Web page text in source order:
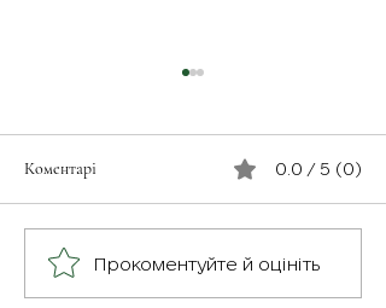
Герої серед нас: медик
Хітмен
Коментарі 0.0 / 5 (0)
Прокоментуйте й оцініть